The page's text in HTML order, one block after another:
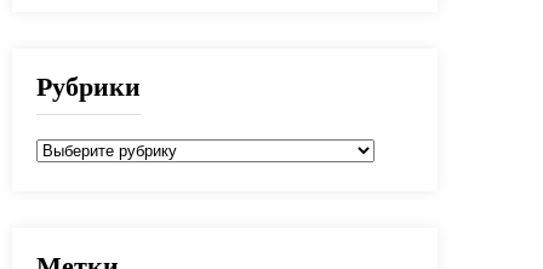
Рубрики
Рубрики